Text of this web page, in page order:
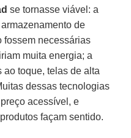
se tornasse viável: a
de
fossem necessárias
muita energia; a
toque, telas de alta
dessas tecnologias
acessível, e
façam sentido.